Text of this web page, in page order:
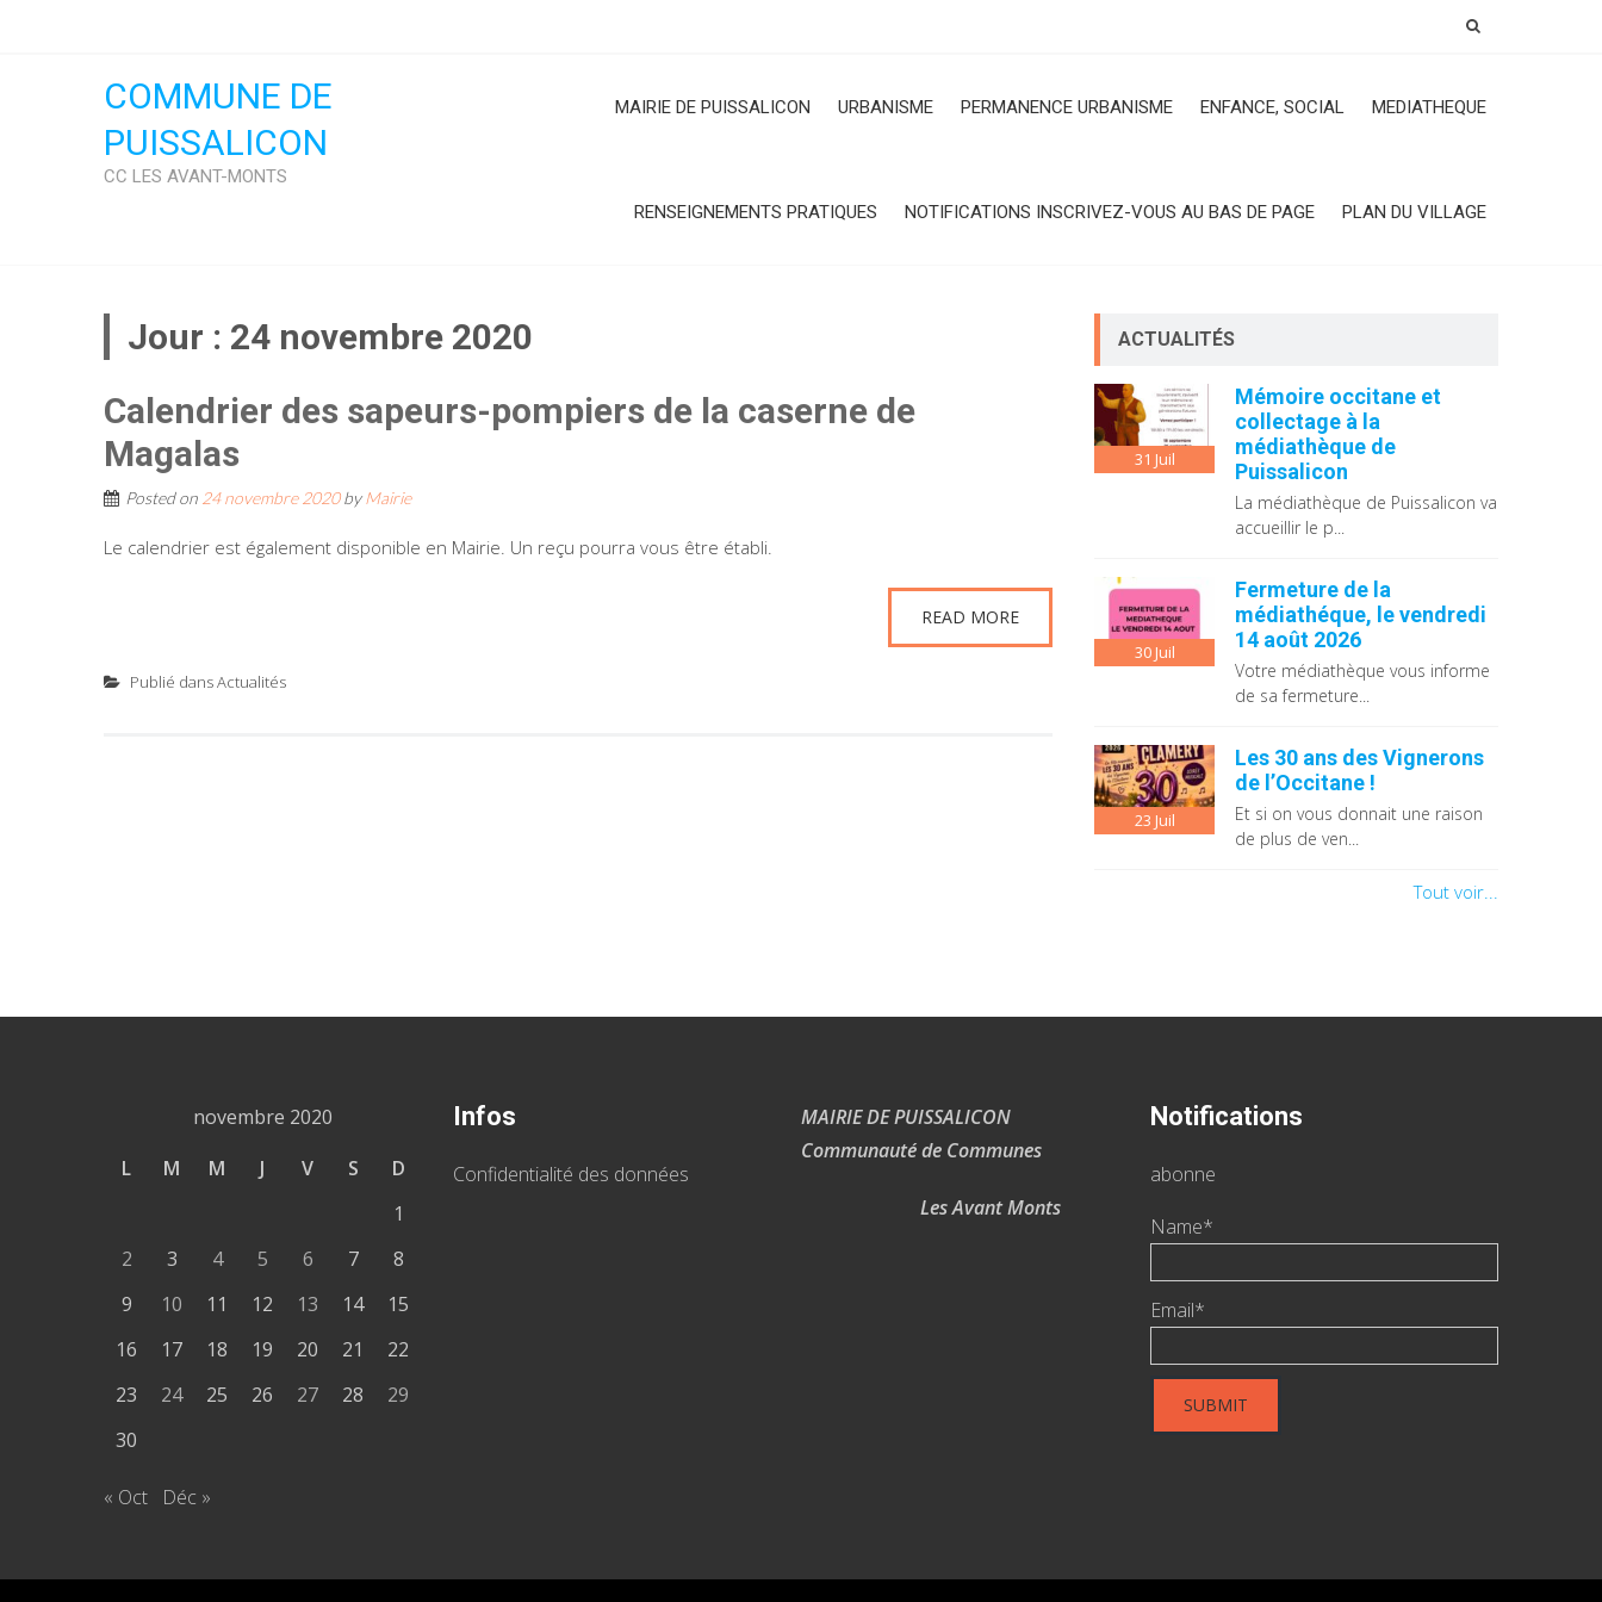
COMMUNE DE
PUISSALICON
CC LES AVANT-MONTS
MAIRIE DE PUISSALICON URBANISME PERMANENCE URBANISME ENFANCE, SOCIAL MEDIATHEQUE
RENSEIGNEMENTS PRATIQUES NOTIFICATIONS INSCRIVEZ-VOUS AU BAS DE PAGE PLAN DU VILLAGE
Jour : 24 novembre 2020
Calendrier des sapeurs-pompiers de la caserne de
Magalas
Posted on 24 novembre 2020byMairie
Le calendrier est également disponible en Mairie. Un reçu pourra vous être établi.
READ MORE
Publié dansActualités
ACTUALITÉS
31 Juil
Mémoire occitane et
collectage à la
médiathèque de
Puissalicon
La médiathèque de Puissalicon va
accueillir le p...
30Juil
Fermeture de la
médiathéque, le vendredi
14 août 2026
Votre médiathèque vous informe
de sa fermeture...
23 Juil
Les 30 ans des Vignerons
de l’Occitane !
Et si on vous donnait une raison
de plus de ven...
Tout voir...
novembre 2020
L
M M J V S
D
1
2
3 4 5 6 7
8
9
10 11 12 13 14
15
16
17 18 19 20 21
22
23
24 25 26 27 28
29
30
« Oct Déc »
Infos
Confidentialité des données
MAIRIE DE PUISSALICON
Communauté de Communes
Les Avant Monts
Notifications
abonne
Name*
Email*